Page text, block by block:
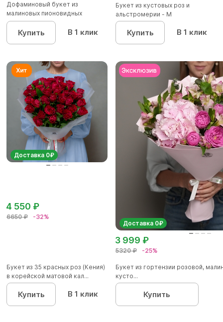
Дофаминовый букет из
малиновых пионовидных
кустовых роз...
Купить В 1 клик
Букет из кустовых роз и
альстромерии - М
Купить В 1 клик
Доставка 0₽
6650 ₽ -32%
4 550 ₽
Букет из 35 красных роз (Кения)
в корейской матовой кал...
Купить В 1 клик
Доставка 0₽
5320 ₽ -25%
3 999 ₽
Букет из гортензии розовой,
кусто...
Купить